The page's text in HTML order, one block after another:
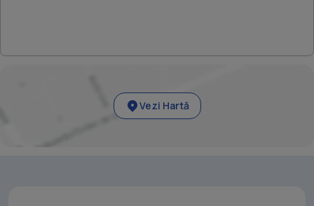
Vezi Hartă